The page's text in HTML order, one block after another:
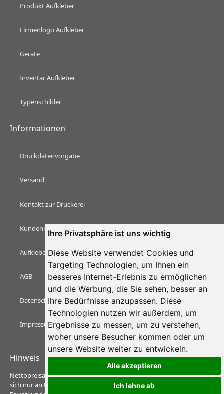
Ihre Privatsphäre ist uns wichtig
Diese Website verwendet Cookies und
Targeting Technologien, um Ihnen ein
besseres Internet-Erlebnis zu ermöglichen
und die Werbung, die Sie sehen, besser an
Ihre Bedürfnisse anzupassen. Diese
Technologien nutzen wir außerdem, um
Ergebnisse zu messen, um zu verstehen,
woher unsere Besucher kommen oder um
unsere Website weiter zu entwickeln.
Alle akzeptieren
Ich lehne ab
Produkt Aufkleber
Firmenlogo Aufkleber
Geräte
Inventar Aufkleber
Typenschilder
Informationen
Druckdatenvorgabe
Versand
Kontakt zur Druckerei
Kundenmeinungen & Bewertungen
Aufkleber Magazin
AGB
Datenschutzerklärung
Impressum
Hinweis
Nettopreisangaben: Zzgl. Versandkosten und Ust. Preise richten
sich nur an Personenkreis des § 9 PAngVO und nicht an